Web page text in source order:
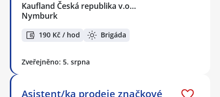
Kaufland Česká republika v.o…
Nymburk
190 Kč / hod Brigáda
Zveřejněno: 5. srpna
Asistent/ka prodeje značkové